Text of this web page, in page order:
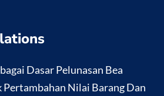
Dasar Pelunasan Bea
Pertambahan Nilai Barang Dan